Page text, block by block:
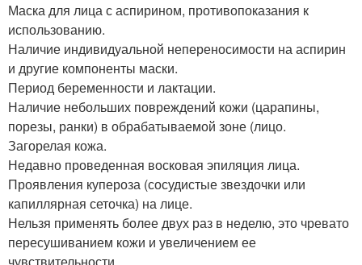
Маска для лица с аспирином, противопоказания к
использованию.
Наличие индивидуальной непереносимости на аспирин
и другие компоненты маски.
Период беременности и лактации.
Наличие небольших повреждений кожи (царапины,
порезы, ранки) в обрабатываемой зоне (лицо.
Загорелая кожа.
Недавно проведенная восковая эпиляция лица.
Проявления купероза (сосудистые звездочки или
капиллярная сеточка) на лице.
Нельзя применять более двух раз в неделю, это чревато
пересушиванием кожи и увеличением ее